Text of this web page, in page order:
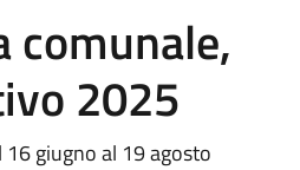
comunale,
2025
giugno al 19 agosto